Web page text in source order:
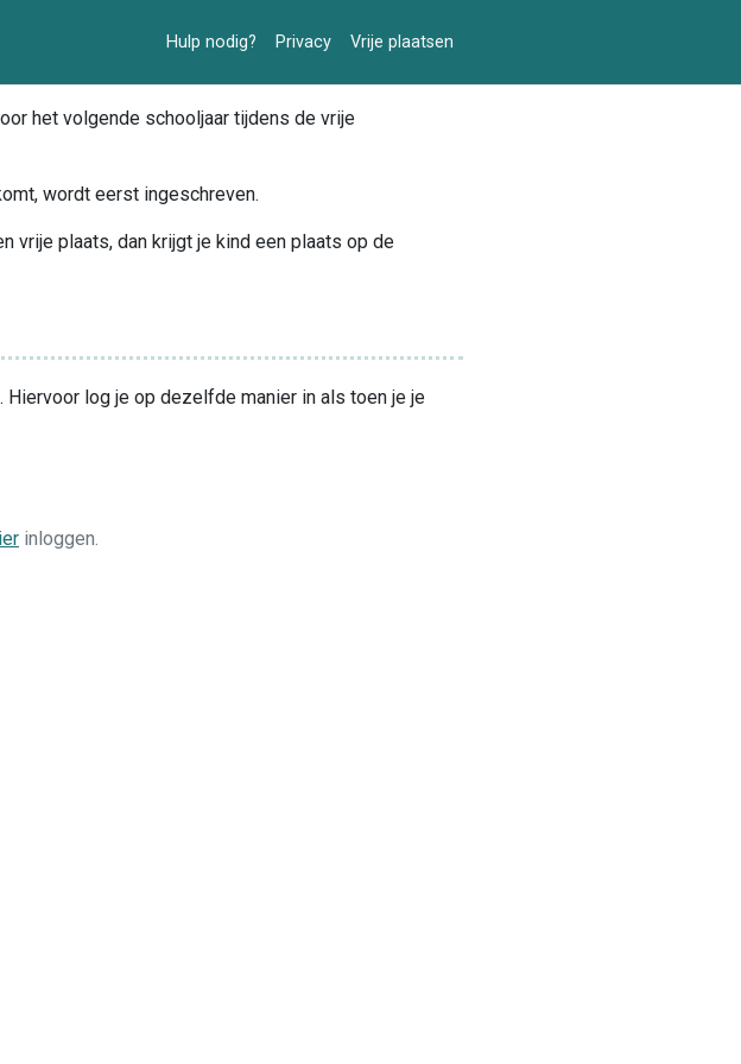
Hulp nodig? Privacy Vrije plaatsen
het volgende schooljaar tijdens de vrije
wordt eerst ingeschreven.
vrije plaats, dan krijgt je kind een plaats op de
log je op dezelfde manier in als toen je je
inloggen.